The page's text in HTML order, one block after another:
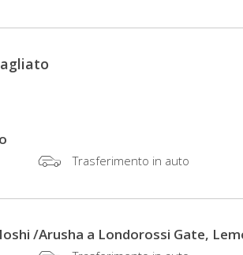
Trasferimento in auto
/Arusha a Londorossi Gate,